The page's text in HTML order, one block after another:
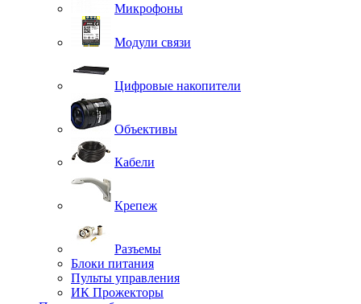
Микрофоны
Модули связи
Цифровые накопители
Объективы
Кабели
Крепеж
Разъемы
Блоки питания
Пульты управления
ИК Прожекторы